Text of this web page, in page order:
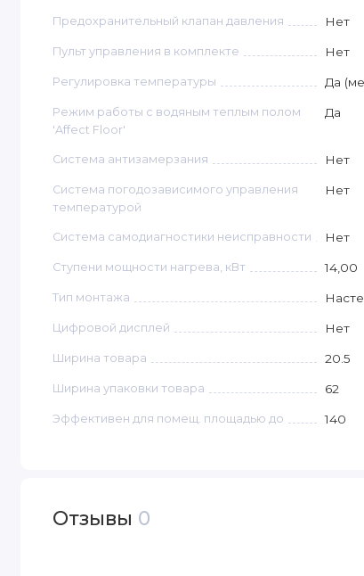
Предохранительный клапан давления Нет
Пульт управления в комплекте Нет
Регулировка температуры Да
Режим работы с водяным теплым полом
'Affect Floor'
Да
Система антизамерзания Нет
Система погодозависимого управления
температурой
Нет
Система самодиагностики неисправности Нет
Ступени мощности нагрева, кВт 14,00
Тип монтажа
Цифровой дисплей Нет
Ширина товара 20.5
Ширина упаковки товара 62
Эффективен для помещ. площадью до 140
Отзывы 0